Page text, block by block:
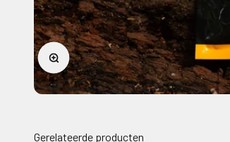
In-/uitzoomen